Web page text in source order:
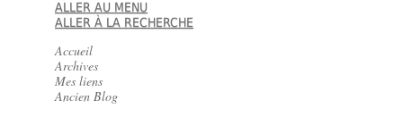
ALLER AU MENU
ALLER À LA RECHERCHE
Accueil
Archives
Mes liens
Ancien Blog